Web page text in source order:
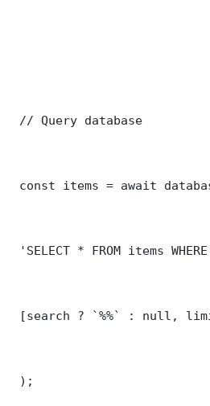
// Query database
const items = await
'SELECT * FROM items
[search ? `%%` : null,
);